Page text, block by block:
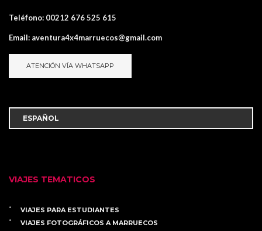
Teléfono: 00212 676 525 615
Email: aventura4x4marruecos@gmail.com
ATENCIÓN VÍA WHATSAPP
VIAJES TEMATICOS
VIAJES PARA ESTUDIANTES
VIAJES FOTOGRÁFICOS A MARRUECOS